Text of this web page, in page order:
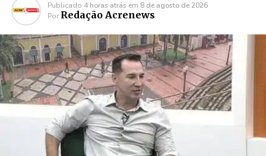
Publicado 4 horas atrás em 8 de agosto de 2026
Por Redação Acrenews